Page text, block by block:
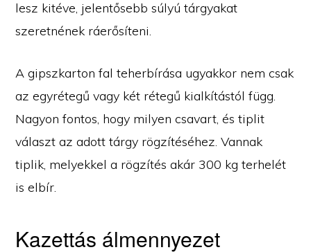
lesz kitéve, jelentősebb súlyú tárgyakat
szeretnének ráerősíteni.
A gipszkarton fal teherbírása ugyakkor nem csak
az egyrétegű vagy két rétegű kialkítástól függ.
Nagyon fontos, hogy milyen csavart, és tiplit
választ az adott tárgy rögzítéséhez. Vannak
tiplik, melyekkel a rögzítés akár 300 kg terhelét
is elbír.
Kazettás álmennyezet